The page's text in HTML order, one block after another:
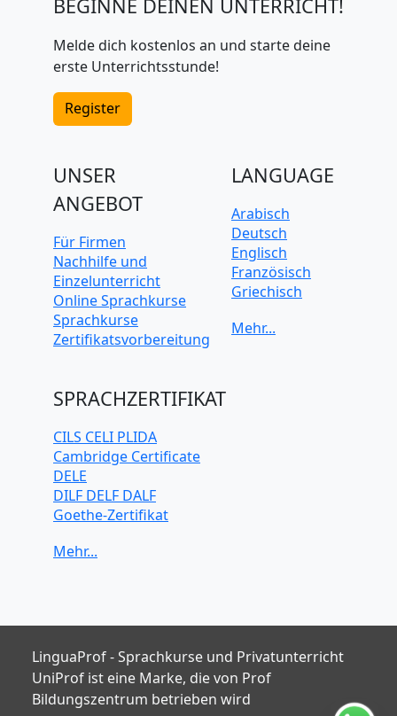
BEGINNE DEINEN UNTERRICHT!
Melde dich kostenlos an und starte deine
erste Unterrichtsstunde!
Register
UNSER
ANGEBOT
Für Firmen
Nachhilfe und
Einzelunterricht
Online Sprachkurse
Sprachkurse
Zertifikatsvorbereitung
LANGUAGE
Arabisch
Deutsch
Englisch
Französisch
Griechisch
Japanisch
SPRACHZERTIFIKAT
CILS CELI PLIDA
Cambridge Certificate
DELE
DILF DELF DALF
Goethe-Zertifikat
TELC
LinguaProf - Sprachkurse und Privatunterricht
UniProf ist eine Marke, die von Prof
Bildungszentrum betrieben wird